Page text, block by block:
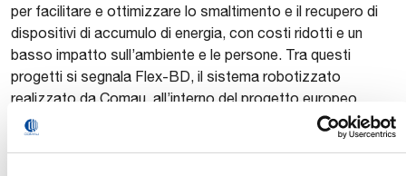
per facilitare e ottimizzare lo smaltimento e il recupero di
dispositivi di accumulo di energia, con costi ridotti e un
basso impatto sull’ambiente e le persone. Tra questi
progetti si segnala Flex-BD, il sistema robotizzato
realizzato da Comau, all’interno del progetto europeo
Flexible Battery Dismantling, per automatizzare lo
smontaggio delle batterie elettriche esauste grazie ad un